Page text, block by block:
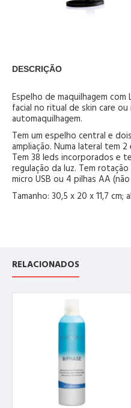
DESCRIÇÃO
Espelho de maquilhagem com
facial no ritual de skin care
automaquilhagem.
Tem um espelho central e
ampliação. Numa lateral tem
Tem 38 leds incorporados e
regulação da luz. Tem
micro USB ou 4 pilhas AA
Tamanho: 30,5 x 20 x 11,7 cm;
RELACIONADOS